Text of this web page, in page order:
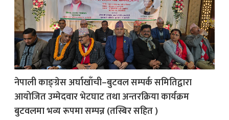
नेपाली काङ्ग्रेस अर्घाखाँची–बुटवल सम्पर्क समितिद्वारा
आयोजित उम्मेदवार भेटघाट तथा अन्तरक्रिया कार्यक्रम
बुटवलमा भव्य रूपमा सम्पन्न (तस्बिर सहित )